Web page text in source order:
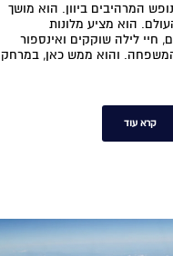
המרהיבים ביוון. הוא מושך
הוא מציע מלונות
חיי לילה שוקקים ואינספור
והוא ממש כאן, במרחק
קרא עוד